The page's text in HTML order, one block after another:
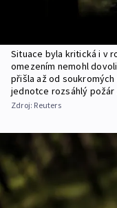
Situace byla kritická i v
omezením nemohl
přišla až od
jednotce rozsáhlý požár
Zdroj: Reuters